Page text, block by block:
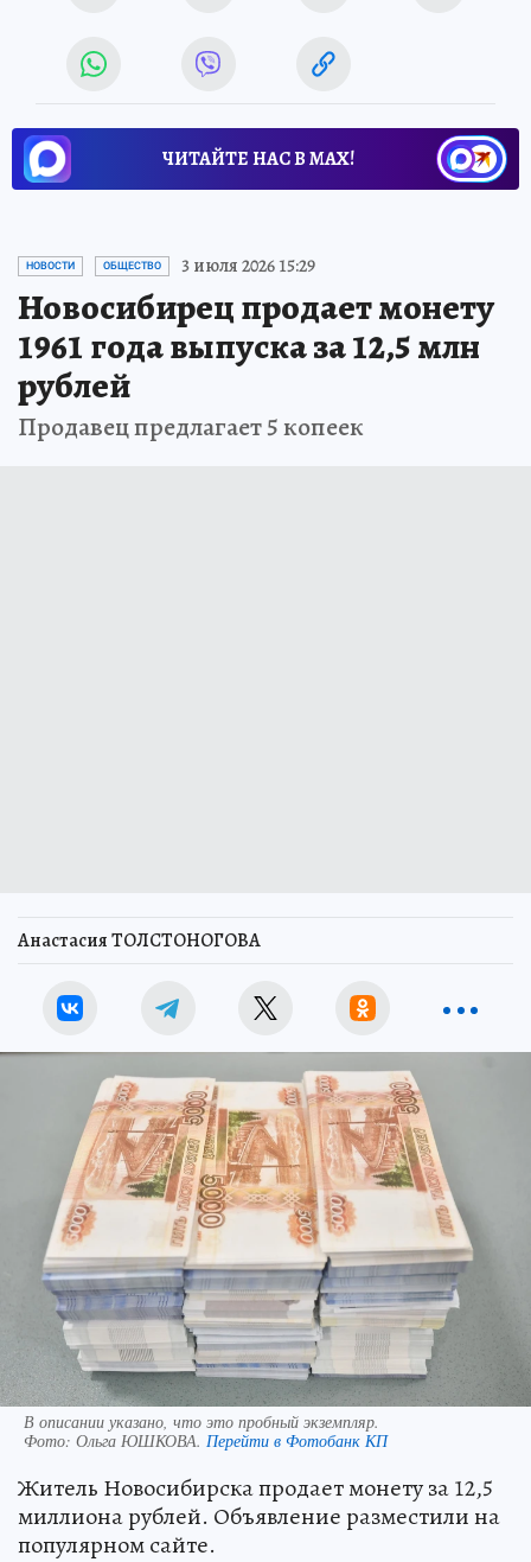
ЧИТАЙТЕ НАС В МАХ!
НОВОСТИ ОБЩЕСТВО 3 июля 2026 15:29
Новосибирец продает монету
1961 года выпуска за 12,5 млн
рублей
Продавец предлагает 5 копеек
Анастасия ТОЛСТОНОГОВА
В описании указано, что это пробный экземпляр.
Фото: Ольга ЮШКОВА. Перейти в Фотобанк КП
Житель Новосибирска продает монету за 12,5
миллиона рублей. Объявление разместили на
популярном сайте.